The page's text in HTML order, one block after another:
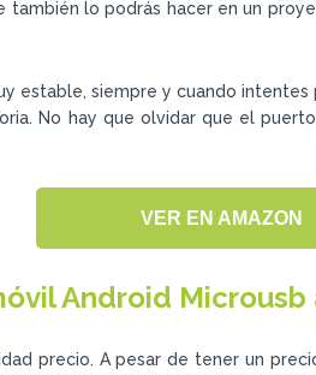
también lo podrás hacer en un
estable, siempre y cuando
No hay que olvidar que el
VER EN AMAZON
Android Microusb
precio. A pesar de tener un